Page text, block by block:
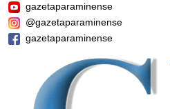
gazetaparaminense
@gazetaparaminense
gazetaparaminense